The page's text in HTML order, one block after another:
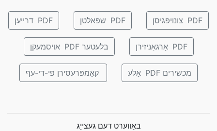
דרייען PDF שפּאַלטן PDF צונויפגיסן PDF
אויסמעקן PDF בלעטער אָרגאַניזירן PDF
קאָמפּרעסירן פּי-די-עף אַלע PDF מכשירים
באַווערט דעם געצייַג